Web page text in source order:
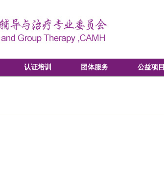
认证培训 团体服务 公益项目